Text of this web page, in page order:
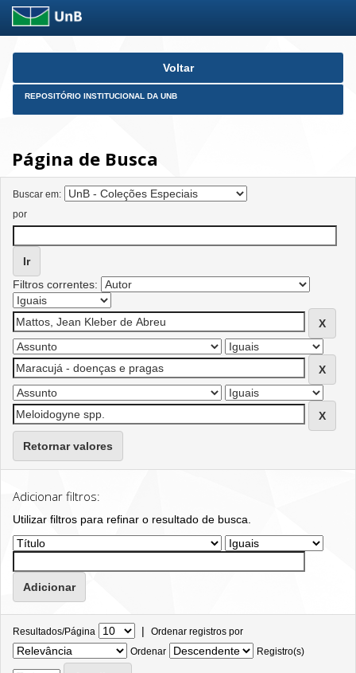
Skip
Voltar
REPOSITÓRIO INSTITUCIONAL DA UNB
Página de Busca
Buscar em:
por
Filtros correntes:
Retornar valores
Adicionar filtros:
Utilizar filtros para refinar o resultado de busca.
Resultados/Página | Ordenar registros por
Ordenar
Registro(s)